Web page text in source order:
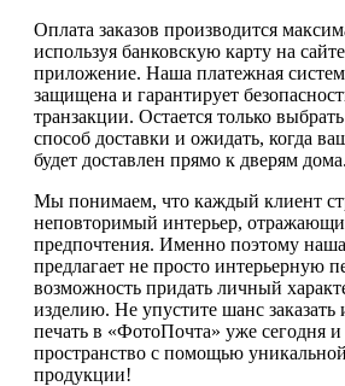
Оплата заказов производится
используя банковскую карту на
приложение. Наша платежная
защищена и гарантирует
транзакции. Остается только
способ доставки и ожидать, когда
будет доставлен прямо к дверям дома.
Мы понимаем, что каждый клиент
неповторимый интерьер,
предпочтения. Именно поэтому
предлагает не просто интерьерную
возможность придать личный
изделию. Не упустите шанс заказать
печать в «ФотоПочта» уже сегодня и
пространство с помощью
продукции!